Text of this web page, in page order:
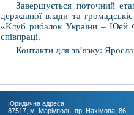
Завершується поточний
державної влади та
«Клуб рибалок України – Юей
співпраці.
Контакти для зв’язку:
Юридична адреса
87517, м. Маріуполь, пр. Нахімова, 86